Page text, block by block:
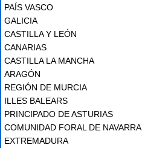
PAÍS VASCO
GALICIA
CASTILLA Y LEÓN
CANARIAS
CASTILLA LA MANCHA
ARAGÓN
REGIÓN DE MURCIA
ILLES BALEARS
PRINCIPADO DE ASTURIAS
COMUNIDAD FORAL DE NAVARRA
EXTREMADURA